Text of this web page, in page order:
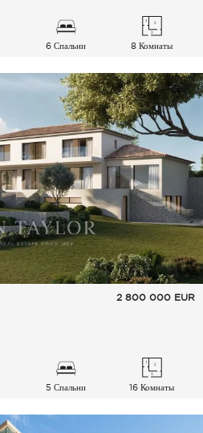
6 Спальни 8 Комнаты
2 800 000 EUR
5 Спальни 16 Комнаты